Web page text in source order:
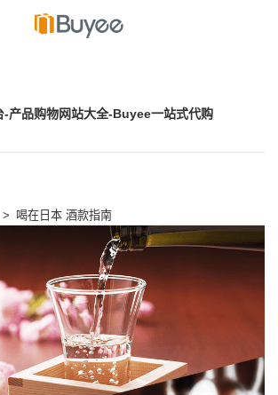
-产品购物网站大全-Buyee一站式代购
> 喝在日本 酒款指南